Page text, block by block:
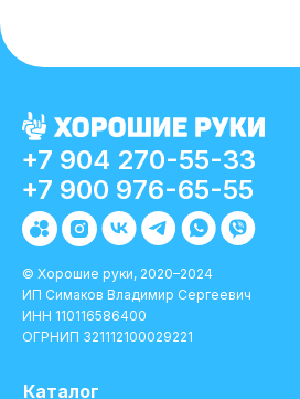
Каталог
+7 904 270-55-33
© Хорошие руки, 2020–2024
ИП Симаков Владимир Сергеевич
ИНН 110116586400
ОГРНИП 321112100029221
+7 900 976-65-55